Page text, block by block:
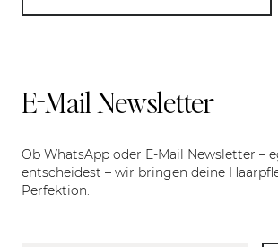
E-Mail Newsletter
Ob WhatsApp oder E-Mail Newsletter –
entscheidest – wir bringen deine
Perfektion.